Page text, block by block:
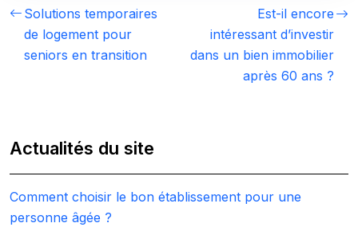
Solutions temporaires
de logement pour
seniors en transition
Est-il encore
intéressant d’investir
dans un bien immobilier
après 60 ans ?
Actualités du site
Comment choisir le bon établissement pour une
personne âgée ?